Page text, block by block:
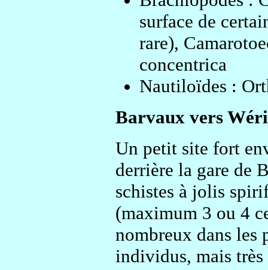
surface de
rare),
concentrica
Nautiloïdes :
Barvaux vers
Un petit site fort
derrière la gare de
schistes à jolis
(maximum 3 ou 4
nombreux dans les
individus, mais très